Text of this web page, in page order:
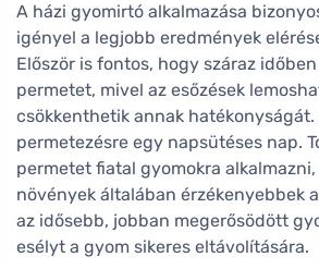
A házi gyomirtó alkalmazása
igényel a legjobb eredmények
Először is fontos, hogy száraz
permetet, mivel az esőzések
csökkenthetik annak hatékonyságát.
permetezésre egy napsütéses nap.
permetet fiatal gyomokra
növények általában érzékenyebbek
az idősebb, jobban megerősödött
esélyt a gyom sikeres eltávolítására.